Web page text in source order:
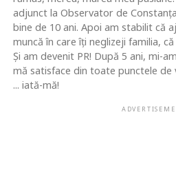
adjunct la Observator de
bine de 10 ani. Apoi am stabilit că
muncă în care îţi neglizeji familia,
Şi am devenit PR! După 5 ani, mi-
mă satisface din toate punctele
... iată-mă!